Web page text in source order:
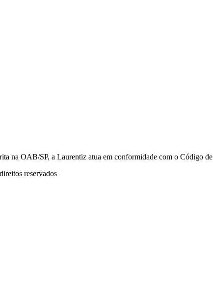
na OAB/SP, a Laurentiz atua em conformidade com o Código
reservados